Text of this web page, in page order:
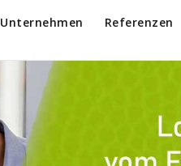
Unternehmen Referenzen